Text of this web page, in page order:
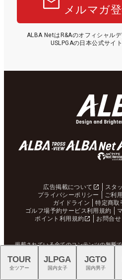
メルマガ
ALBA NetはR&Aのオフィシャル
USLPGAの日本公式サイ
広告掲載について スタ
プライバシーポリシー
ご利
ガイドライン
特定商取
ゴルフ場予約サービス利用規約
ポイント利用規約
お問合せ
掲載されている全てのコンテンツの無断
© ALBA
TOUR
全ツアー
JLPGA
国内女子
JGTO
国内男子